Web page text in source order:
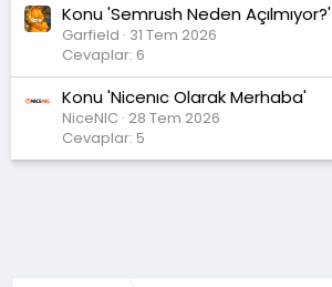
Konu 'Semrush Neden Açılmıyor?'
Garfield 31 Tem 2026
Cevaplar: 6
Konu 'Nicenıc Olarak Merhaba'
NiceNIC 28 Tem 2026
Cevaplar: 5